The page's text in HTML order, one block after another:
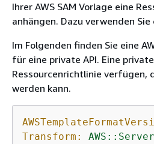
Ihrer AWS SAM Vorlage eine
anhängen. Dazu verwenden Sie
Im Folgenden finden Sie eine
für eine private API. Eine
Ressourcenrichtlinie
werden kann.
Transform: